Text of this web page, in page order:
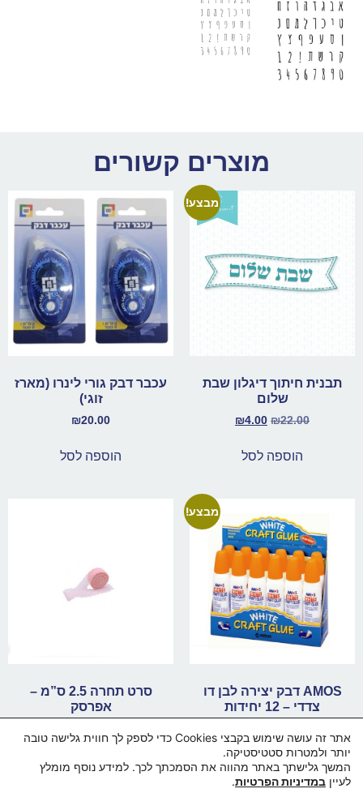
מוצרים קשורים
מבצע!
תבנית חיתוך דיגלון שבת
שלום
₪22.00
₪4.00
הוספה לסל
עכבר דבק גורי לינרו (מארז
זוגי)
₪20.00
הוספה לסל
מבצע!
AMOS דבק יצירה לבן דו
צדדי – 12 יחידות
הוספה לסל
סרט תחרה 2.5 ס”מ –
אפרסק
הוספה לסל
אתר זה עושה שימוש בקבצי Cookies כדי לספק לך חווית גלישה טובה
יותר ולמטרות סטטיסטיקה.
המשך גלישתך באתר מהווה את הסמכתך לכך. למידע נוסף מומלץ
לעיין במדיניות הפרטיות.